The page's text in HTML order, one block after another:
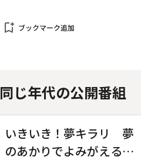
bookmark_add ブックマーク追加
同じ年代の公開番組
いきいき！夢キラリ 夢
のあかりでよみがえる石